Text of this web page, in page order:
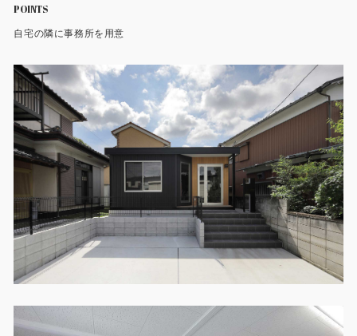
休憩室・喫煙室
中古品
製品特長と納入までの流れ
ユニットハウス
モジュール建築（プレハブ）
システム建築
防災倉庫
ショッピングカート
利用規約
特定商取引法に基づく表記
映像集
ナガワひまわり財団
POINTS
自宅の隣に事務所を用意